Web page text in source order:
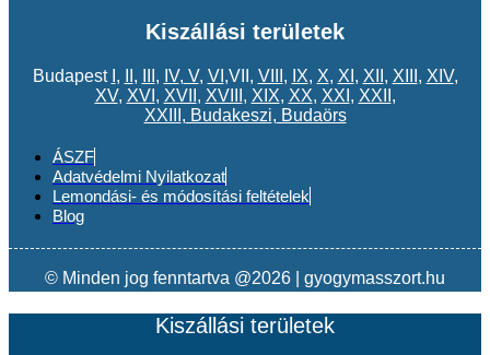
Kiszállási területek
Budapest , , , IV, V, VI ,VII, VIII , IX, X, XI , XII , XIII , XIV,
XV, XVI , XVII , XVIII , XIX, XX, XXI , XXII ,
XXIII , Budakeszi, Budaörs
ÁSZF
Adatvédelmi Nyilatkozat
Lemondási- és módosítási feltételek
Blog
© Minden jog fenntartva @2026 | gyogymasszort.hu
Kiszállási területek